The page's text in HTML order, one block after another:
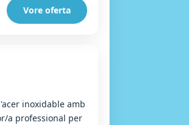
Vore oferta
inoxidable amb
a professional per